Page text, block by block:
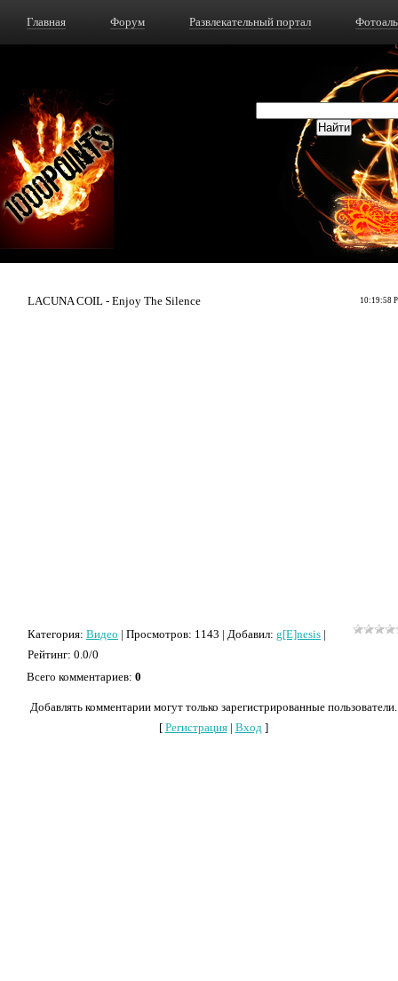
Главная Форум Развлекательный портал
10:19:58
LACUNA COIL - Enjoy The Silence
Категория: Видео | Просмотров: 1143 | Добавил: g[E]nesis |
Рейтинг: 0.0/0
Всего комментариев: 0
Добавлять комментарии могут только зарегистрированные пользователи.
[ Регистрация| Вход]